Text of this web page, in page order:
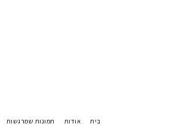
בית אודות תמונות שמרגשות